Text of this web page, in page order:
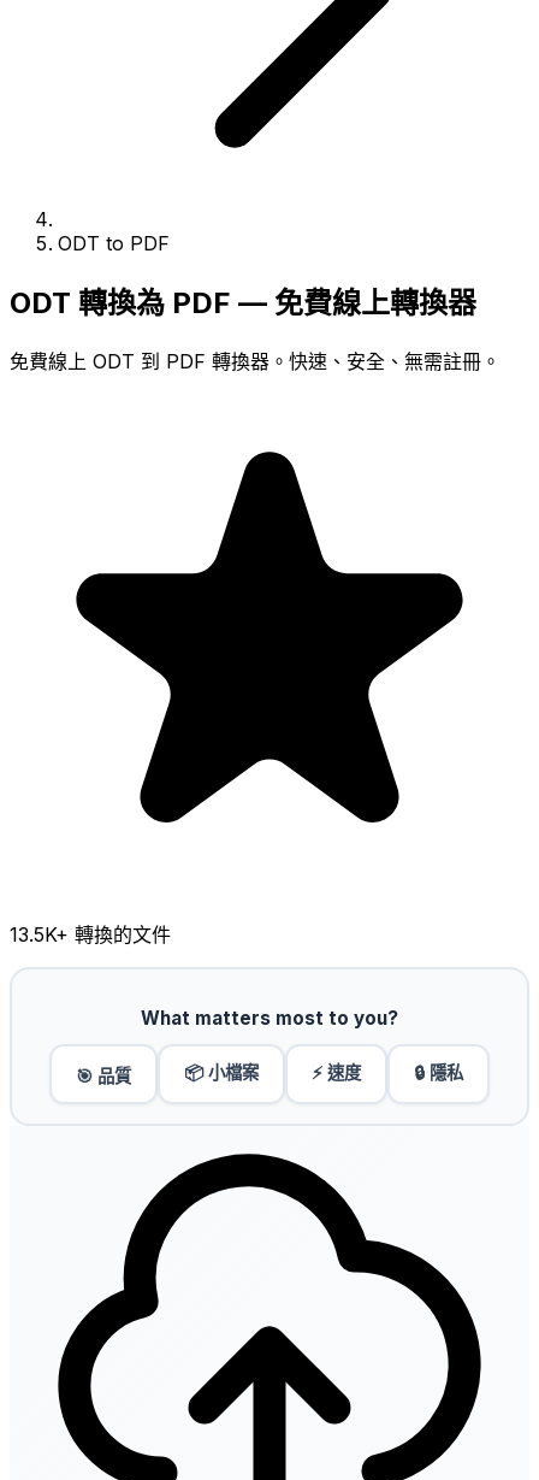
ODT to PDF
ODT 轉換為 PDF — 免費線上轉換器
免費線上 ODT 到 PDF 轉換器。快速、安全、無需註冊。
13.5K+ 轉換的文件
What matters most to you?
🎯 品質 📦 小檔案 ⚡ 速度 🔒 隱私